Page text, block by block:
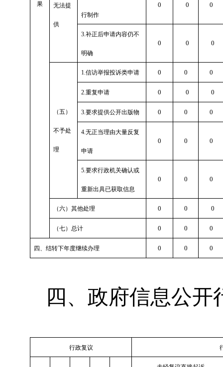
果 无法提
供
行制作
0 0 0
3.补正后申请内容仍不
明确
0 0 0
（五）
不予处
理
1.信访举报投诉类申请 0 0 0
2.重复申请 0 0 0
3.要求提供公开出版物 0 0 0
4.无正当理由大量反复
申请
0 0 0
5.要求行政机关确认或
重新出具已获取信息
0 0 0
（六）其他处理 0 0 0
（七）总计 0 0 0
四、结转下年度继续办理 0 0 0
四、政府信息公
行政复议